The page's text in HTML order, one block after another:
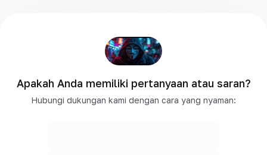
Apakah Anda memiliki pertanyaan atau saran?
Hubungi dukungan kami dengan cara yang nyaman: